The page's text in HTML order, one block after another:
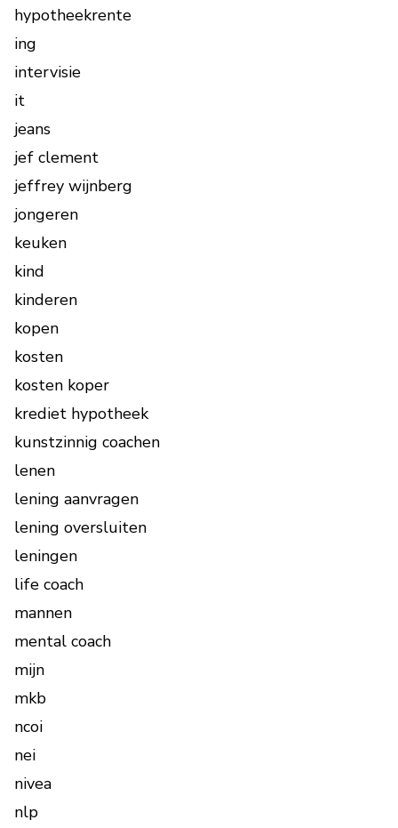
hypotheekrente
ing
intervisie
it
jeans
jef clement
jeffrey wijnberg
jongeren
keuken
kind
kinderen
kopen
kosten
kosten koper
krediet hypotheek
kunstzinnig coachen
lenen
lening aanvragen
lening oversluiten
leningen
life coach
mannen
mental coach
mijn
mkb
ncoi
nei
nivea
nlp